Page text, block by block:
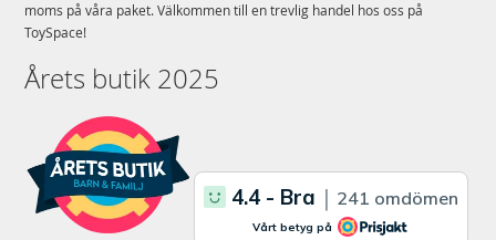
moms på våra paket. Välkommen till en trevlig handel hos oss på
ToySpace!
Årets butik 2025